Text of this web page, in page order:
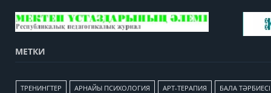
МЕТКИ
TРЕНИНГТЕР АРНАЙЫ ПСИХОЛОГИЯ АРТ-ТЕРАПИЯ БАЛА ТӘРБИЕСІ